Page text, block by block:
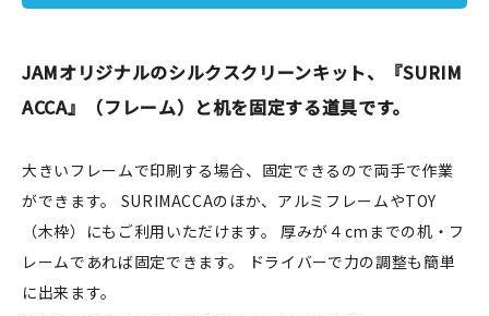
台湾グッズ
読みもの
JAMオリジナルのシルクスクリーンキット、『SURIM
ACCA』（フレーム）と机を固定する道具です。
大きいフレームで印刷する場合、固定できるので両手で作業
ができます。 SURIMACCAのほか、アルミフレームやTOY
（木枠）にもご利用いただけます。 厚みが４cmまでの机・フ
レームであれば固定できます。 ドライバーで力の調整も簡単
に出来ます。